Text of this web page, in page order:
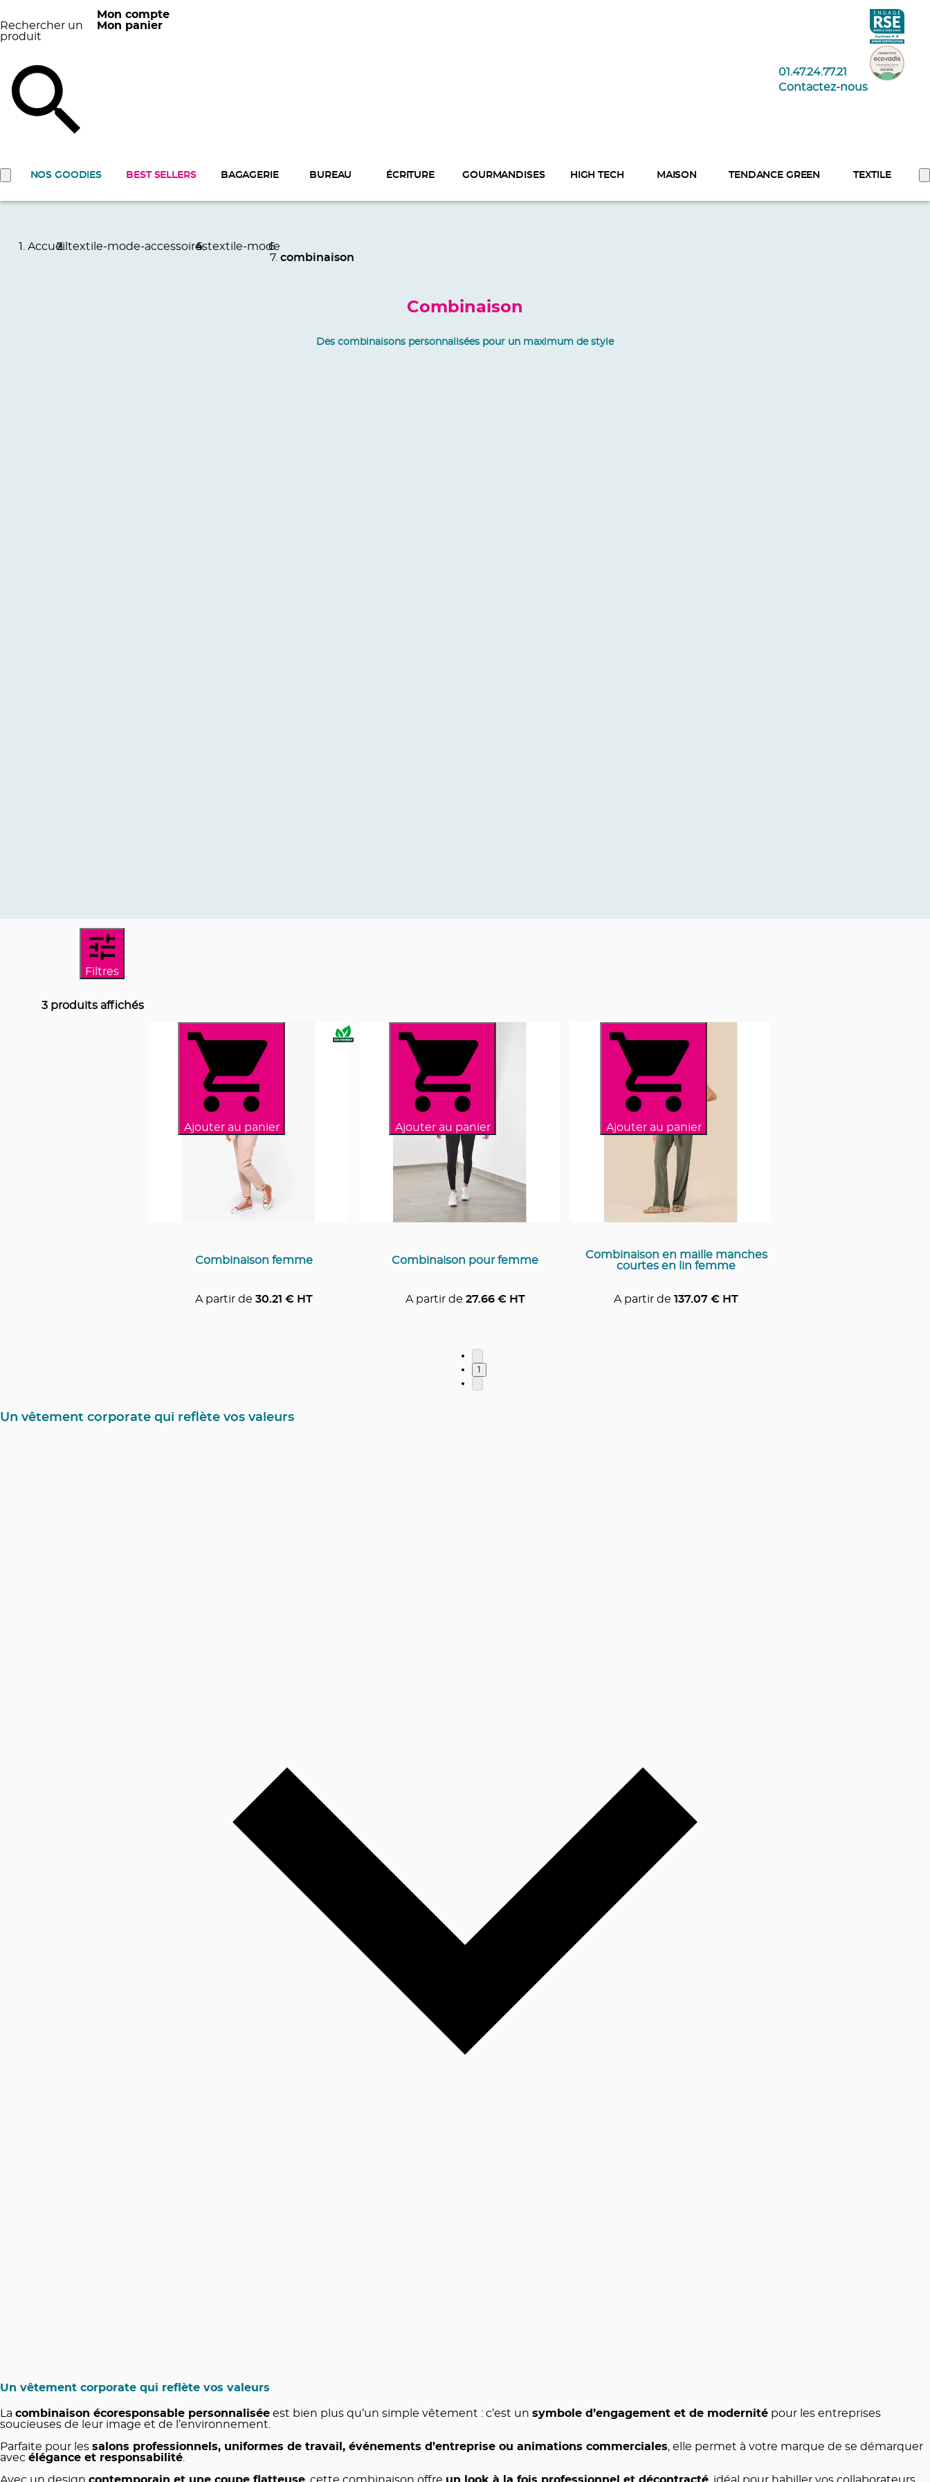
Rechercher un
produit
Mon compte
Mon panier
01.47.24.77.21
Contactez-nous
NOS GOODIES BEST SELLERS BAGAGERIE BUREAU ÉCRITURE GOURMANDISES HIGH TECH MAISON TENDANCE GREEN TEXTILE
Accueil textile-mode-accessoirestextile-mode
combinaison
Combinaison
Des combinaisons personnalisées pour un maximum de style
Filtres
3 produits affichés
Ajouter au panier
Combinaison femme
A partir de 30.21 € HT
Ajouter au panier
Combinaison pour femme
A partir de 27.66€ HT
Ajouter au panier
Combinaison en maille manches
courtes en lin femme
A partir de 137.07 € HT
1
Un vêtement corporate qui reflète vos valeurs
Un vêtement corporate qui reflète vos valeurs
La combinaison écoresponsable personnalisée est bien plus qu’un simple vêtement : c’est un symbole d’engagement et de modernité pour les entreprises
soucieuses de leur image et de l’environnement.
Parfaite pour les salons professionnels, uniformes de travail, événements d’entreprise ou animations commerciales, elle permet à votre marque de se démarquer
avec élégance et responsabilité